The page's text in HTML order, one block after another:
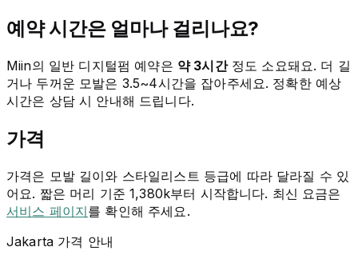
예약 시간은 얼마나 걸리나요?
Miin의 일반 디지털펌 예약은 약 3시간정도 소요돼요. 더 길
거나 두꺼운 모발은 3.5~4시간을 잡아주세요. 정확한 예상
시간은 상담 시 안내해 드립니다.
가격
가격은 모발 길이와 스타일리스트 등급에 따라 달라질 수 있
어요. 짧은 머리 기준 1,380k부터 시작합니다. 최신 요금은
서비스 페이지를 확인해 주세요.
Jakarta 가격 안내